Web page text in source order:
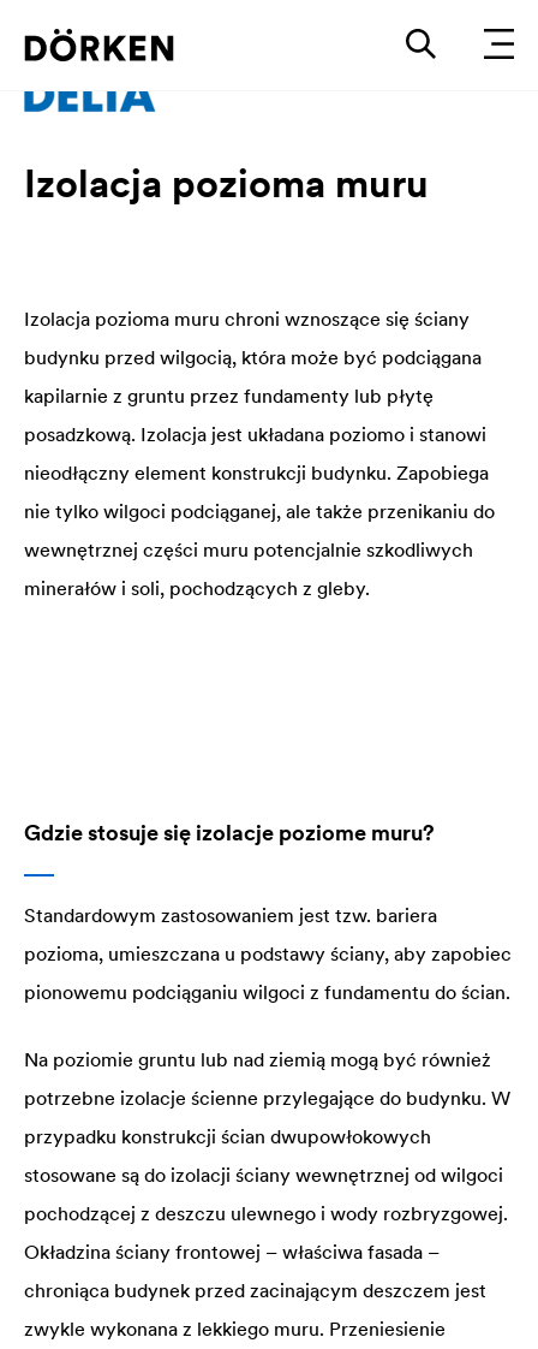
Izolacja pozioma muru
Izolacja pozioma muru chroni wznoszące się ściany
budynku przed wilgocią, która może być podciągana
kapilarnie z gruntu przez fundamenty lub płytę
posadzkową. Izolacja jest układana poziomo i stanowi
nieodłączny element konstrukcji budynku. Zapobiega
nie tylko wilgoci podciąganej, ale także przenikaniu do
wewnętrznej części muru potencjalnie szkodliwych
minerałów i soli, pochodzących z gleby.
Gdzie stosuje się izolacje poziome muru?
Standardowym zastosowaniem jest tzw. bariera
pozioma, umieszczana u podstawy ściany, aby zapobiec
pionowemu podciąganiu wilgoci z fundamentu do ścian.
Na poziomie gruntu lub nad ziemią mogą być również
potrzebne izolacje ścienne przylegające do budynku. W
przypadku konstrukcji ścian dwupowłokowych
stosowane są do izolacji ściany wewnętrznej od wilgoci
pochodzącej z deszczu ulewnego i wody rozbryzgowej.
Okładzina ściany frontowej – właściwa fasada –
chroniąca budynek przed zacinającym deszczem jest
zwykle wykonana z lekkiego muru. Przeniesienie